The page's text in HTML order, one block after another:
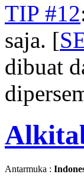
TIP #12
saja. [
dibuat
Antarmuka :